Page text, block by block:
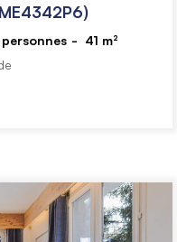
personnes 41 m²